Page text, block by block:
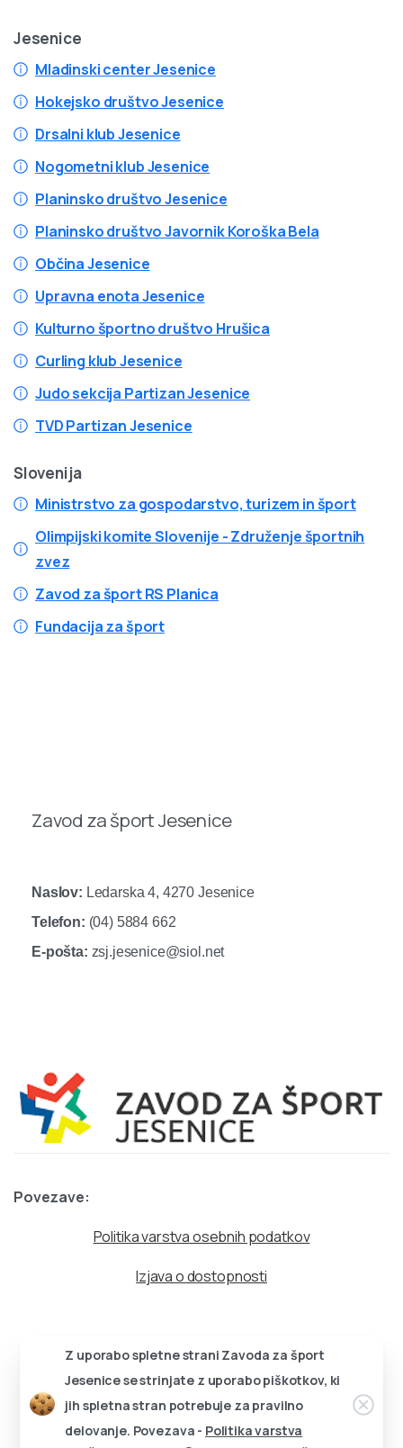
Jesenice
Mladinski center Jesenice
Hokejsko društvo Jesenice
Drsalni klub Jesenice
Nogometni klub Jesenice
Planinsko društvo Jesenice
Planinsko društvo Javornik Koroška Bela
Občina Jesenice
Upravna enota Jesenice
Kulturno športno društvo Hrušica
Curling klub Jesenice
Judo sekcija Partizan Jesenice
TVD Partizan Jesenice
Slovenija
Ministrstvo za gospodarstvo, turizem in šport
Olimpijski komite Slovenije - Združenje športnih
zvez
Zavod za šport RS Planica
Fundacija za šport
Zavod za šport Jesenice
Naslov: Ledarska 4, 4270 Jesenice
Telefon: (04) 5884 662
E-pošta: zsj.jesenice@siol.net
Povezave:
Politika varstva osebnih podatkov
Izjava o dostopnosti
Z uporabo spletne strani Zavoda za šport
Jesenice se strinjate z uporabo piškotkov, ki
jih spletna stran potrebuje za pravilno
delovanje. Povezava - Politika varstva